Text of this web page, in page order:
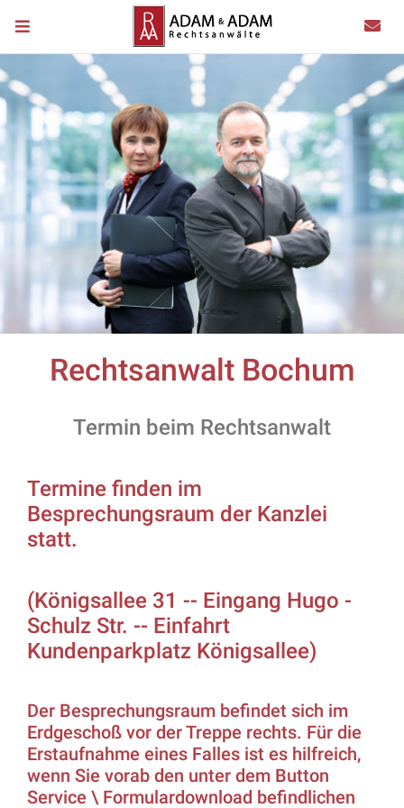
Rechtsanwalt Bochum
Termin beim Rechtsanwalt
Termine finden im
Besprechungsraum der Kanzlei
statt.
(Königsallee 31 -- Eingang Hugo -
Schulz Str. -- Einfahrt
Kundenparkplatz Königsallee)
Der Besprechungsraum befindet sich im
Erdgeschoß vor der Treppe rechts. Für die
Erstaufnahme eines Falles ist es hilfreich,
wenn Sie vorab den unter dem Button
Service \ Formulardownload befindlichen